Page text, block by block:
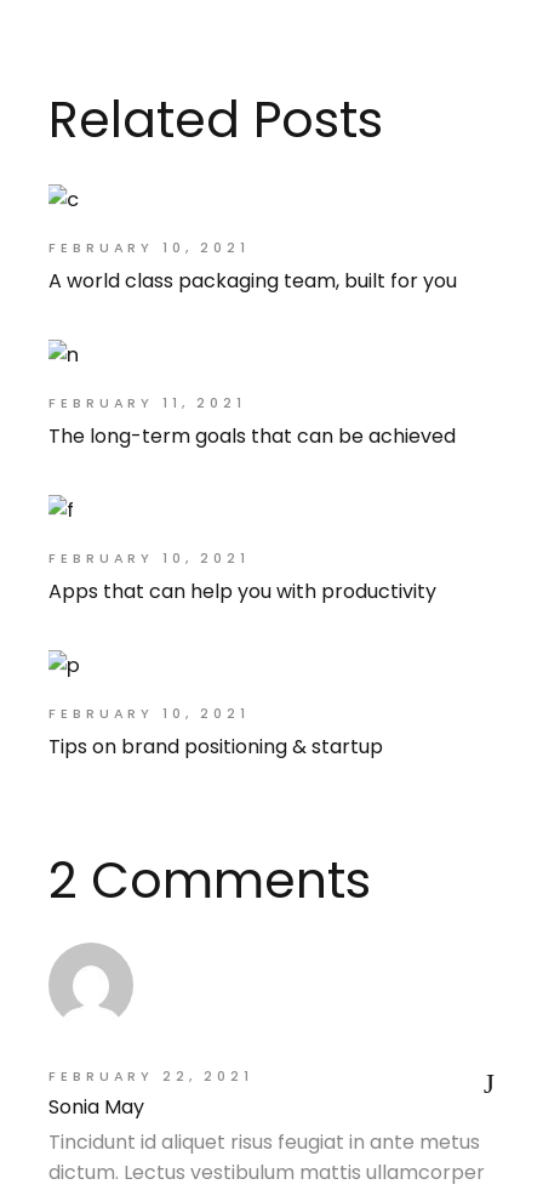
Related Posts
FEBRUARY 10, 2021
A world class packaging team, built for you
FEBRUARY 11, 2021
The long-term goals that can be achieved
FEBRUARY 10, 2021
Apps that can help you with productivity
FEBRUARY 10, 2021
Tips on brand positioning & startup
2 Comments
FEBRUARY 22, 2021
Sonia May
Tincidunt id aliquet risus feugiat in ante metus
dictum. Lectus vestibulum mattis ullamcorper